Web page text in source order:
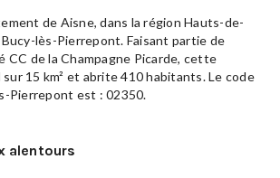
de Aisne, dans la région Hauts-de-
lès-Pierrepont. Faisant partie de
CC de la Champagne Picarde, cette
sur 15 km² et abrite 410 habitants. Le code
Pierrepont est : 02350.
alentours